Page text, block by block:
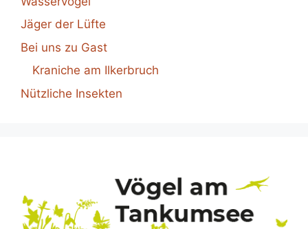
Jäger der Lüfte
Bei uns zu Gast
Kraniche am Ilkerbruch
Nützliche Insekten